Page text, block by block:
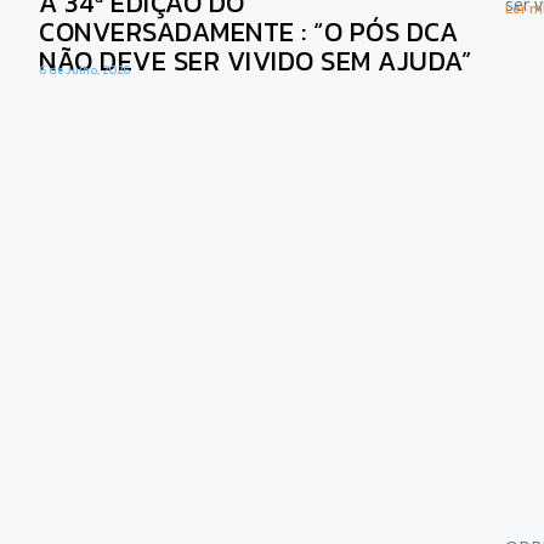
CONVERSADAMENTE : “O PÓS DCA
NÃO DEVE SER VIVIDO SEM AJUDA”
6 de Julho, 2026
Ler